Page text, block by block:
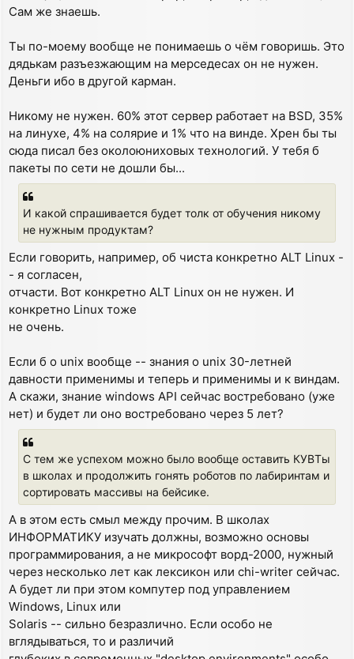
Сам же знаешь.
Ты по-моему вообще не понимаешь о чём говоришь. Это
дядькам разъезжающим на мерседесах он не нужен.
Деньги ибо в другой карман.
Никому не нужен. 60% этот сервер работает на BSD, 35%
на линухе, 4% на солярие и 1% что на винде. Хрен бы ты
сюда писал без околоюниховых технологий. У тебя б
пакеты по сети не дошли бы...
И какой спрашивается будет толк от обучения никому
не нужным продуктам?
Если говорить, например, об чиста конкретно ALT Linux -
- я согласен,
отчасти. Вот конкретно ALT Linux он не нужен. И
конкретно Linux тоже
не очень.
Если б о unix вообще -- знания о unix 30-летней
давности применимы и теперь и применимы и к виндам.
А скажи, знание windows API сейчас востребовано (уже
нет) и будет ли оно востребовано через 5 лет?
С тем же успехом можно было вообще оставить КУВТы
в школах и продолжить гонять роботов по лабиринтам и
сортировать массивы на бейсике.
А в этом есть смыл между прочим. В школах
ИНФОРМАТИКУ изучать должны, возможно основы
программирования, а не микрософт ворд-2000, нужный
через несколько лет как лексикон или chi-writer сейчас.
А будет ли при этом компутер под управлением
Windows, Linux или
Solaris -- сильно безразлично. Если особо не
вглядываться, то и различий